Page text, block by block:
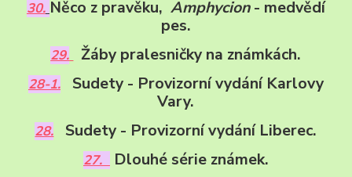
30. Něco z pravěku, Amphycion- medvědí
pes.
29. Žáby pralesničky na známkách.
28-1.Sudety - Provizorní vydání Karlovy
Vary.
28. Sudety - Provizorní vydání Liberec.
27. Dlouhé série známek.